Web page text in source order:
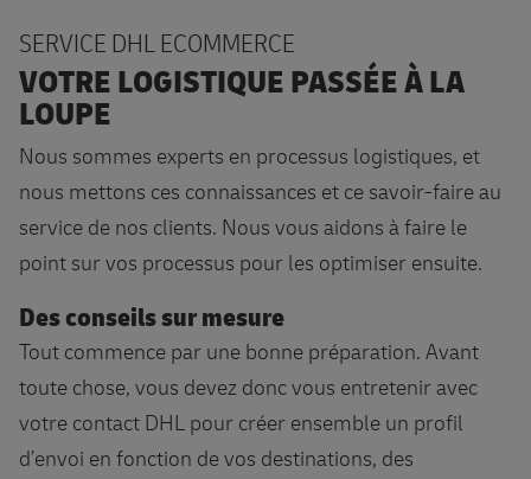
SERVICE DHL ECOMMERCE
VOTRE LOGISTIQUE PASSÉE À LA
LOUPE
Nous sommes experts en processus logistiques, et
nous mettons ces connaissances et ce savoir-faire au
service de nos clients. Nous vous aidons à faire le
point sur vos processus pour les optimiser ensuite.
Des conseils sur mesure
Tout commence par une bonne préparation. Avant
toute chose, vous devez donc vous entretenir avec
votre contact DHL pour créer ensemble un profil
d’envoi en fonction de vos destinations, des